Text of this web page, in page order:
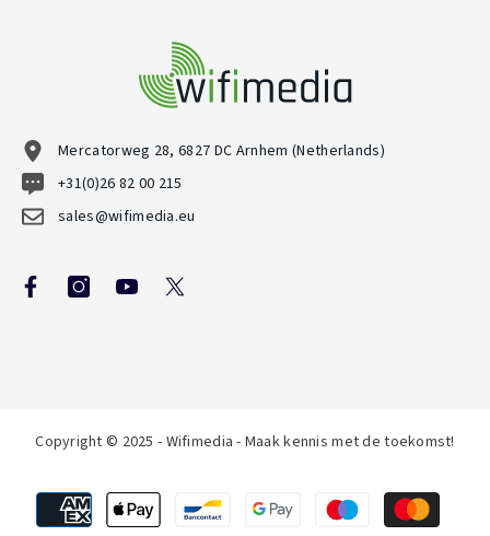
Mercatorweg 28, 6827 DC Arnhem (Netherlands)
+31(0)26 82 00 215
sales@wifimedia.eu
Copyright © 2025 - Wifimedia - Maak kennis met de toekomst!
Betaalmethoden